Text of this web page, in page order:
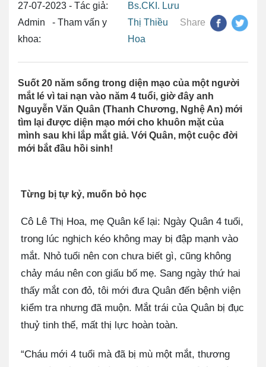
27-07-2023 - Tác giả:
Admin - Tham vấn y
khoa:
Bs.CKI. Lưu
Thị Thiều
Hoa
Share
Suốt 20 năm sống trong diện mạo của một người
mắt lé vì tai nạn vào năm 4 tuổi, giờ đây anh
Nguyễn Văn Quân (Thanh Chương, Nghệ An) mới
tìm lại được diện mạo mới cho khuôn mặt của
mình sau khi lắp mắt giả. Với Quân, một cuộc đời
mới bắt đầu hồi sinh!
Từng bị tự kỷ, muốn bỏ học
Cô Lê Thị Hoa, mẹ Quân kể lại: Ngày Quân 4 tuổi,
trong lúc nghịch kéo không may bị đập mạnh vào
mắt. Nhỏ tuổi nên con chưa biết gì, cũng không
chảy máu nên con giấu bố mẹ. Sang ngày thứ hai
thấy mắt con đỏ, tôi mới đưa Quân đến bệnh viện
kiểm tra nhưng đã muộn. Mắt trái của Quân bị đục
thuỷ tinh thể, mất thị lực hoàn toàn.
“Cháu mới 4 tuổi mà đã bị mù một mắt, thương